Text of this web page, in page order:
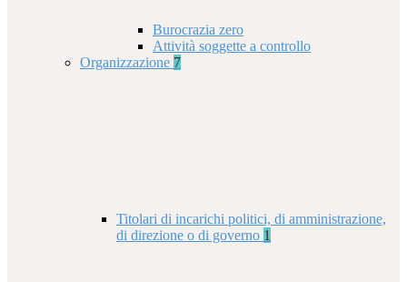
Burocrazia zero
Attività soggette a controllo
Organizzazione 7
Titolari di incarichi politici, di amministrazione,
di direzione o di governo 1